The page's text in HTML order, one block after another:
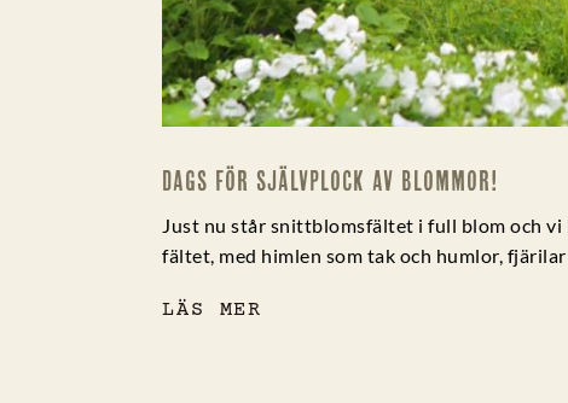
DAGS FÖR SJÄLVPLOCK AV BLOMMOR!
Just nu står snittblomsfältet i full blom och
fältet, med himlen som tak och humlor,
LÄS MER